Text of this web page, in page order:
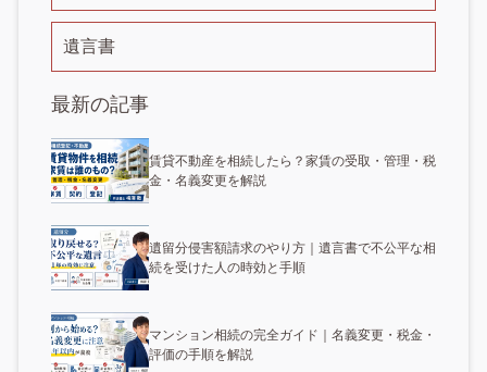
遺言書
最新の記事
賃貸不動産を相続したら？家賃の受取・管理・税
金・名義変更を解説
遺留分侵害額請求のやり方｜遺言書で不公平な相
続を受けた人の時効と手順
マンション相続の完全ガイド｜名義変更・税金・
評価の手順を解説